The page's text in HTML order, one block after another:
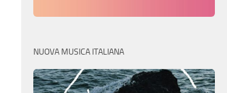
NUOVA MUSICA ITALIANA